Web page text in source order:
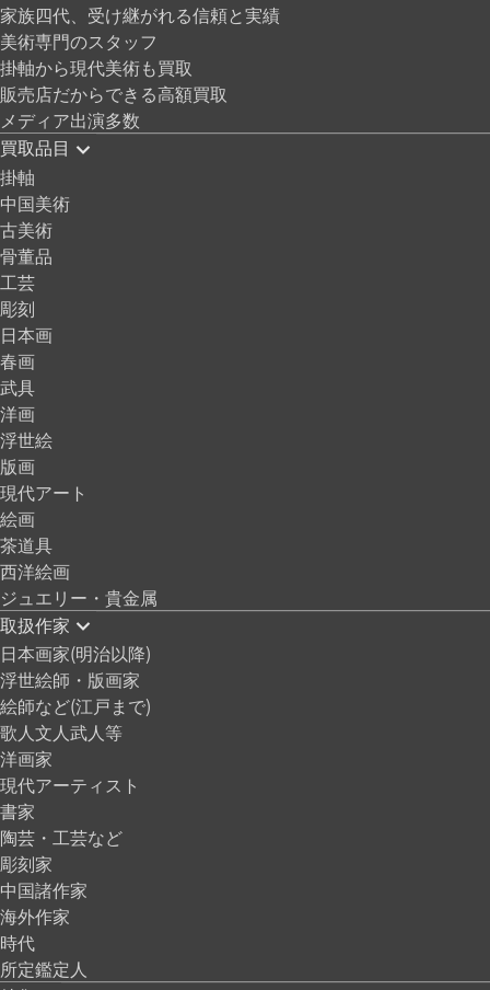
家族四代、受け継がれる信頼と実績
美術専門のスタッフ
掛軸から現代美術も買取
販売店だからできる高額買取
メディア出演多数
買取品目
掛軸
中国美術
古美術
骨董品
工芸
彫刻
日本画
春画
武具
洋画
浮世絵
版画
現代アート
絵画
茶道具
西洋絵画
ジュエリー・貴金属
取扱作家
日本画家(明治以降)
浮世絵師・版画家
絵師など(江戸まで)
歌人文人武人等
洋画家
現代アーティスト
書家
陶芸・工芸など
彫刻家
中国諸作家
海外作家
時代
所定鑑定人